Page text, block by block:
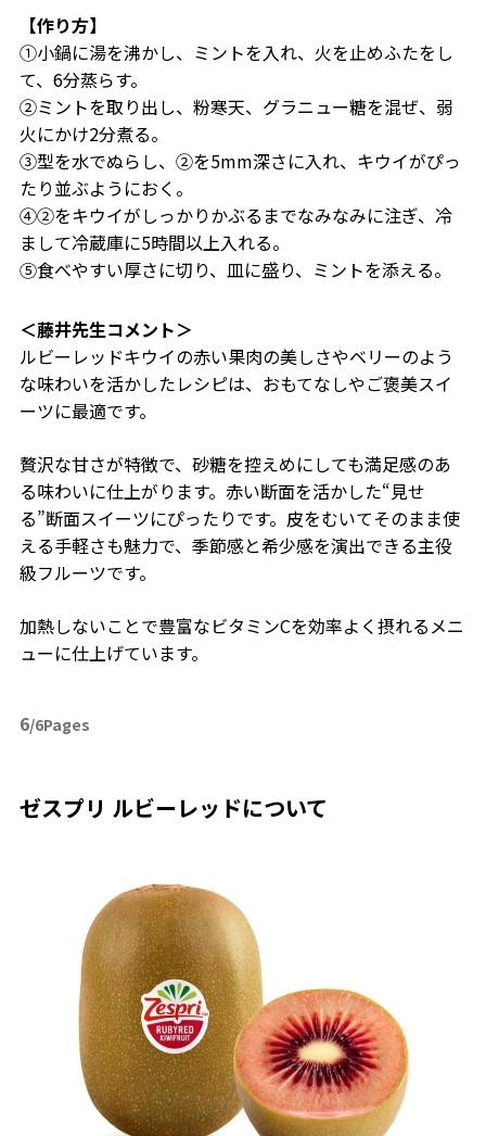
【作り方】
①小鍋に湯を沸かし、ミントを入れ、火を止めふたをし
て、6分蒸らす。
②ミントを取り出し、粉寒天、グラニュー糖を混ぜ、弱
火にかけ2分煮る。
③型を水でぬらし、②を5mm深さに入れ、キウイがぴっ
たり並ぶようにおく。
④②をキウイがしっかりかぶるまでなみなみに注ぎ、冷
まして冷蔵庫に5時間以上入れる。
⑤食べやすい厚さに切り、皿に盛り、ミントを添える。
＜藤井先生コメント＞
ルビーレッドキウイの赤い果肉の美しさやベリーのよう
な味わいを活かしたレシピは、おもてなしやご褒美スイ
ーツに最適です。
贅沢な甘さが特徴で、砂糖を控えめにしても満足感のあ
る味わいに仕上がります。赤い断面を活かした“見せ
る”断面スイーツにぴったりです。皮をむいてそのまま使
える手軽さも魅力で、季節感と希少感を演出できる主役
級フルーツです。
加熱しないことで豊富なビタミンCを効率よく摂れるメニ
ューに仕上げています。
6/6Pages
ゼスプリ ルビーレッドについて